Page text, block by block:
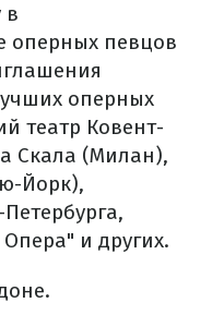
в
оперных певцов
оперных
театр Ковент-
Скала (Милан),
Йорк),
и других.